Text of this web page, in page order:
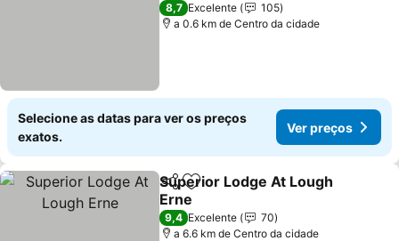
8,7 Excelente
105
a 0.6 km de Centro da cidade
Selecione as datas para ver os preços
exatos.
Ver preços
PartilharAdicionar aos favoritos
Superior Lodge At Lough
Erne
9,4 Excelente
70
a 6.6 km de Centro da cidade